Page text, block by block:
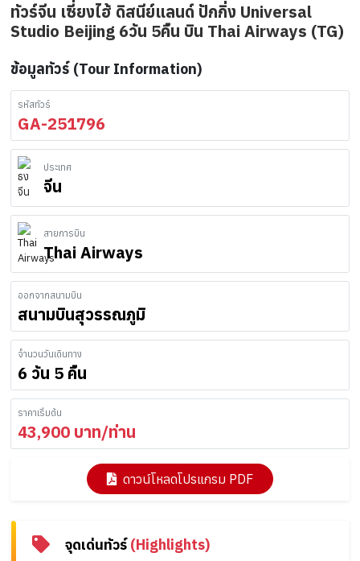
ทัวร์จีน เซี่ยงไฮ้ ดิสนีย์แลนด์ ปักกิ่ง Universal
Studio Beijing 6วัน 5คืน บิน Thai Airways (TG)
ข้อมูลทัวร์ (Tour Information)
รหัสทัวร์
GA-251796
ประเทศ
จีน
สายการบิน
Thai Airways
ออกจากสนามบิน
สนามบินสุวรรณภูมิ
จำนวนวันเดินทาง
6 วัน 5 คืน
ราคาเริ่มต้น
43,900 บาท/ท่าน
ดาวน์โหลดโปรแกรม PDF
จุดเด่นทัวร์(Highlights)